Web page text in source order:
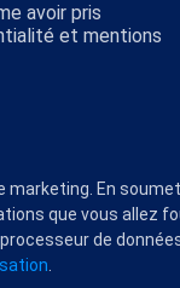
avoir pris
et mentions
marketing. En
que vous allez
de